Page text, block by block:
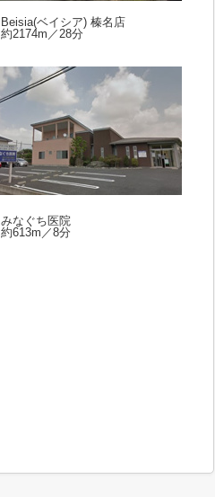
Beisia(ベイシア) 榛名店
約2174m／28分
みなぐち医院
約613m／8分